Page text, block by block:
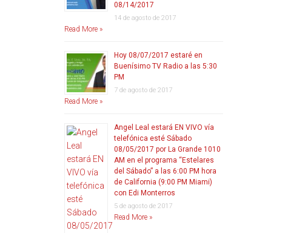
08/14/2017
14 de agosto de 2017
Read More »
Hoy 08/07/2017 estaré en
Buenísimo TV Radio a las 5:30
PM
7 de agosto de 2017
Read More »
Angel Leal estará EN VIVO vía
telefónica esté Sábado
08/05/2017 por La Grande 1010
AM en el programa “Estelares
del Sábado” a las 6:00 PM hora
de California (9:00 PM Miami)
con Edi Monterros
5 de agosto de 2017
Read More »